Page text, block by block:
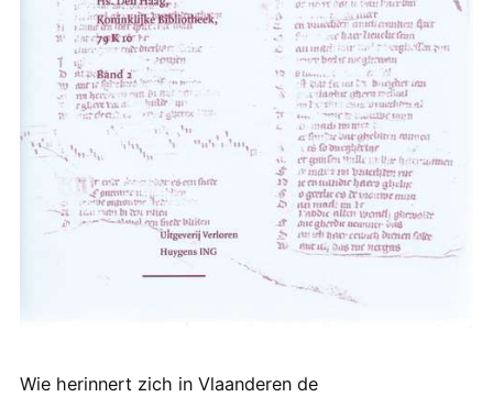
Wie herinnert zich in Vlaanderen de